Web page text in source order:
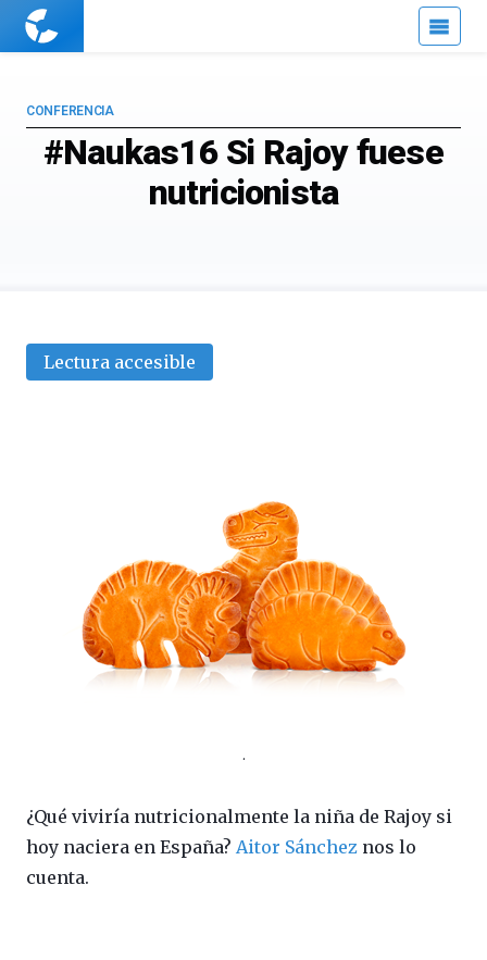
Cuaderno
#Naukas16 Si Rajoy fuese
nutricionista
CONFERENCIA
Lectura accesible
.
¿Qué viviría nutricionalmente la niña de Rajoy si
hoy naciera en España? Aitor Sánchez nos lo
cuenta.